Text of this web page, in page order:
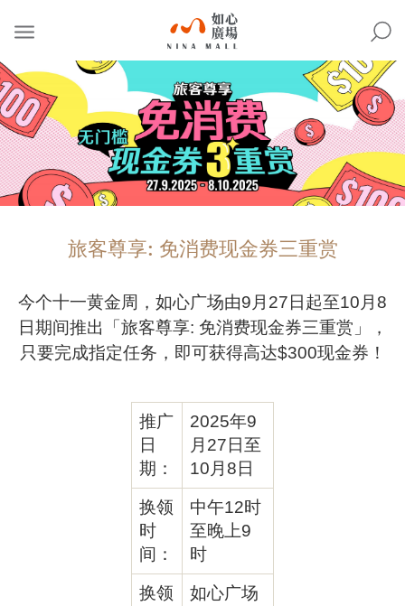
NINA
MALL
旅客尊享: 免消费现金券三重赏
今个十一黄金周，如心广场由9月27日起至10月8
日期间推出「旅客尊享: 免消费现金券三重赏」，
只要完成指定任务，即可获得高达$300现金券！
推广
日
期：
2025年9
月27日至
10月8日
换领
时
间：
中午12时
至晚上9
时
换领
如心广场